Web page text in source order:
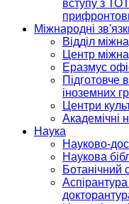
вступу з
Міжнародні
Відділ
Центр
Еразмус
Підготовче
іноземних
Центри
Академічні
Наука
Науково-
Наукова
Ботанічний
Аспірантура